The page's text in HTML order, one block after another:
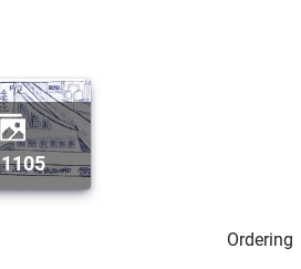
11105
Ordering